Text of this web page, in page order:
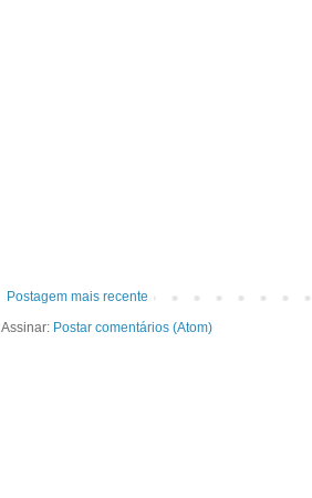
Postagem mais recente
Assinar: Postar comentários (Atom)